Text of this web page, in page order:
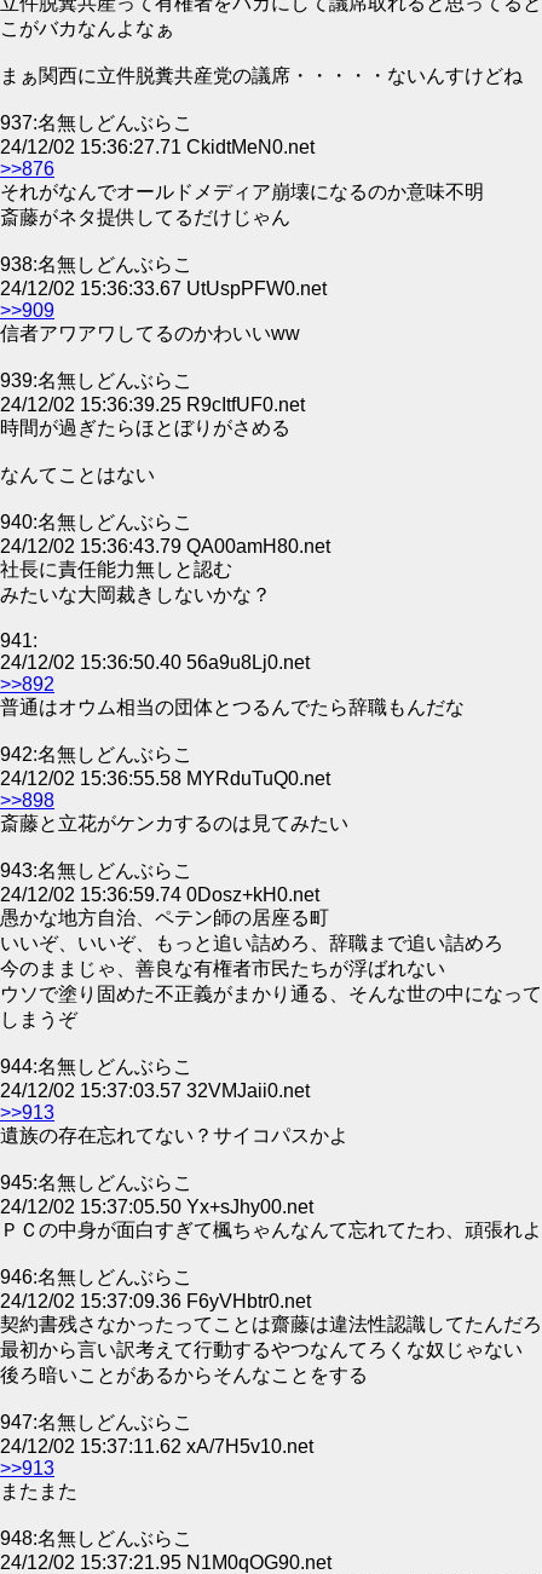
こがバカなんよなぁ
まぁ関西に立件脱糞共産党の議席・・・・・ないんすけどね
937:名無しどんぶらこ
24/12/02 15:36:27.71 CkidtMeN0.net
>>876
それがなんでオールドメディア崩壊になるのか意味不明
斎藤がネタ提供してるだけじゃん
938:名無しどんぶらこ
24/12/02 15:36:33.67 UtUspPFW0.net
>>909
信者アワアワしてるのかわいいww
939:名無しどんぶらこ
24/12/02 15:36:39.25 R9cItfUF0.net
時間が過ぎたらほとぼりがさめる
なんてことはない
940:名無しどんぶらこ
24/12/02 15:36:43.79 QA00amH80.net
社長に責任能力無しと認む
みたいな大岡裁きしないかな？
941:
24/12/02 15:36:50.40 56a9u8Lj0.net
>>892
普通はオウム相当の団体とつるんでたら辞職もんだな
942:名無しどんぶらこ
24/12/02 15:36:55.58 MYRduTuQ0.net
>>898
斎藤と立花がケンカするのは見てみたい
943:名無しどんぶらこ
24/12/02 15:36:59.74 0Dosz+kH0.net
愚かな地方自治、ペテン師の居座る町
いいぞ、いいぞ、もっと追い詰めろ、辞職まで追い詰めろ
今のままじゃ、善良な有権者市民たちが浮ばれない
ウソで塗り固めた不正義がまかり通る、そんな世の中になって
しまうぞ
944:名無しどんぶらこ
24/12/02 15:37:03.57 32VMJaii0.net
>>913
遺族の存在忘れてない？サイコパスかよ
945:名無しどんぶらこ
24/12/02 15:37:05.50 Yx+sJhy00.net
ＰＣの中身が面白すぎて楓ちゃんなんて忘れてたわ、頑張れよ
946:名無しどんぶらこ
24/12/02 15:37:09.36 F6yVHbtr0.net
契約書残さなかったってことは齋藤は違法性認識してたんだろ
最初から言い訳考えて行動するやつなんてろくな奴じゃない
後ろ暗いことがあるからそんなことをする
947:名無しどんぶらこ
24/12/02 15:37:11.62 xA/7H5v10.net
>>913
またまた
948:名無しどんぶらこ
24/12/02 15:37:21.95 N1M0qOG90.net